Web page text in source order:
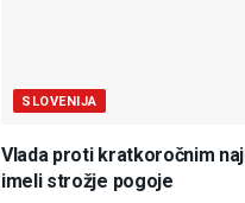
SLOVENIJA
Vlada proti kratkoročnim
imeli strožje pogoje